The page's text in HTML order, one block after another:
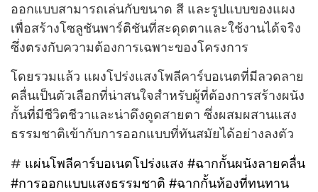
ออกแบบสามารถเล่นกับขนาด สี และรูปแบบของแผง
เพื่อสร้างโซลูชันพาร์ติชันที่สะดุดตาและใช้งานได้จริง
ซึ่งตรงกับความต้องการเฉพาะของโครงการ
โดยรวมแล้ว แผงโปร่งแสงโพลีคาร์บอเนตที่มีลวดลาย
คลื่นเป็นตัวเลือกที่น่าสนใจสำหรับผู้ที่ต้องการสร้างผนัง
กั้นที่มีชีวิตชีวาและน่าดึงดูดสายตา ซึ่งผสมผสานแสง
ธรรมชาติเข้ากับการออกแบบที่ทันสมัยได้อย่างลงตัว
# แผ่นโพลีคาร์บอเนตโปร่งแสง #ฉากกั้นผนังลายคลื่น
#การออกแบบแสงธรรมชาติ #ฉากกั้นห้องที่ทนทาน